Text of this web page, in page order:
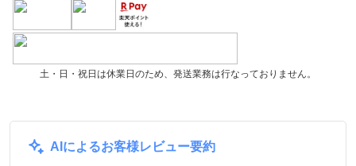
土・日・祝日は休業日のため、発送業務は行なっておりません。
AIによるお客様レビュー要約